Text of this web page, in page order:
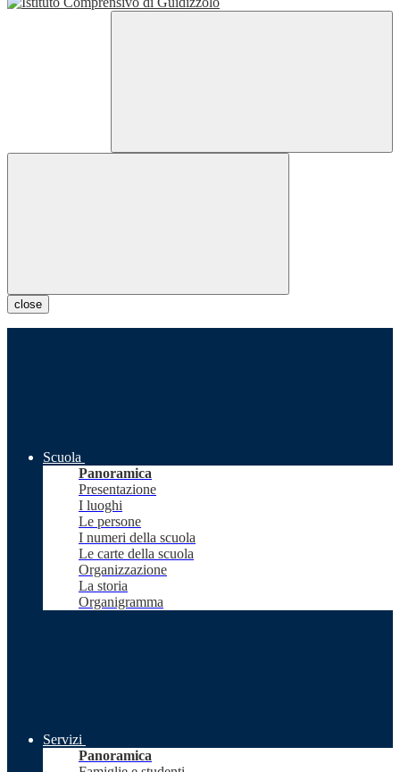
close
Scuola
Panoramica
Presentazione
I luoghi
Le persone
I numeri della scuola
Le carte della scuola
Organizzazione
La storia
Organigramma
Servizi
Panoramica